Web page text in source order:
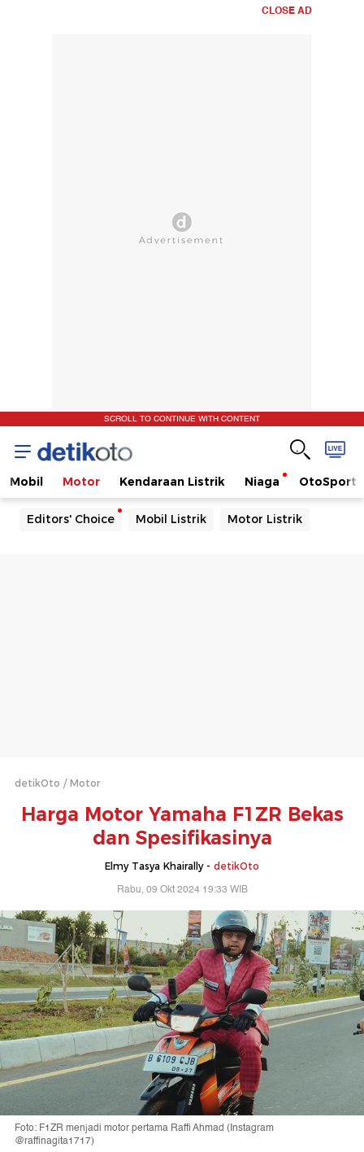
CLOSE AD
SCROLL TO CONTINUE WITH CONTENT
Mobil Motor Kendaraan Listrik Niaga OtoSport
Editors' Choice Mobil Listrik Motor Listrik
detikOto Motor
Harga Motor Yamaha F1ZR Bekas
dan Spesifikasinya
Elmy Tasya Khairally - detikOto
Rabu, 09 Okt 2024 19:33 WIB
Foto: F1ZR menjadi motor pertama Raffi Ahmad (Instagram
@raffinagita1717)